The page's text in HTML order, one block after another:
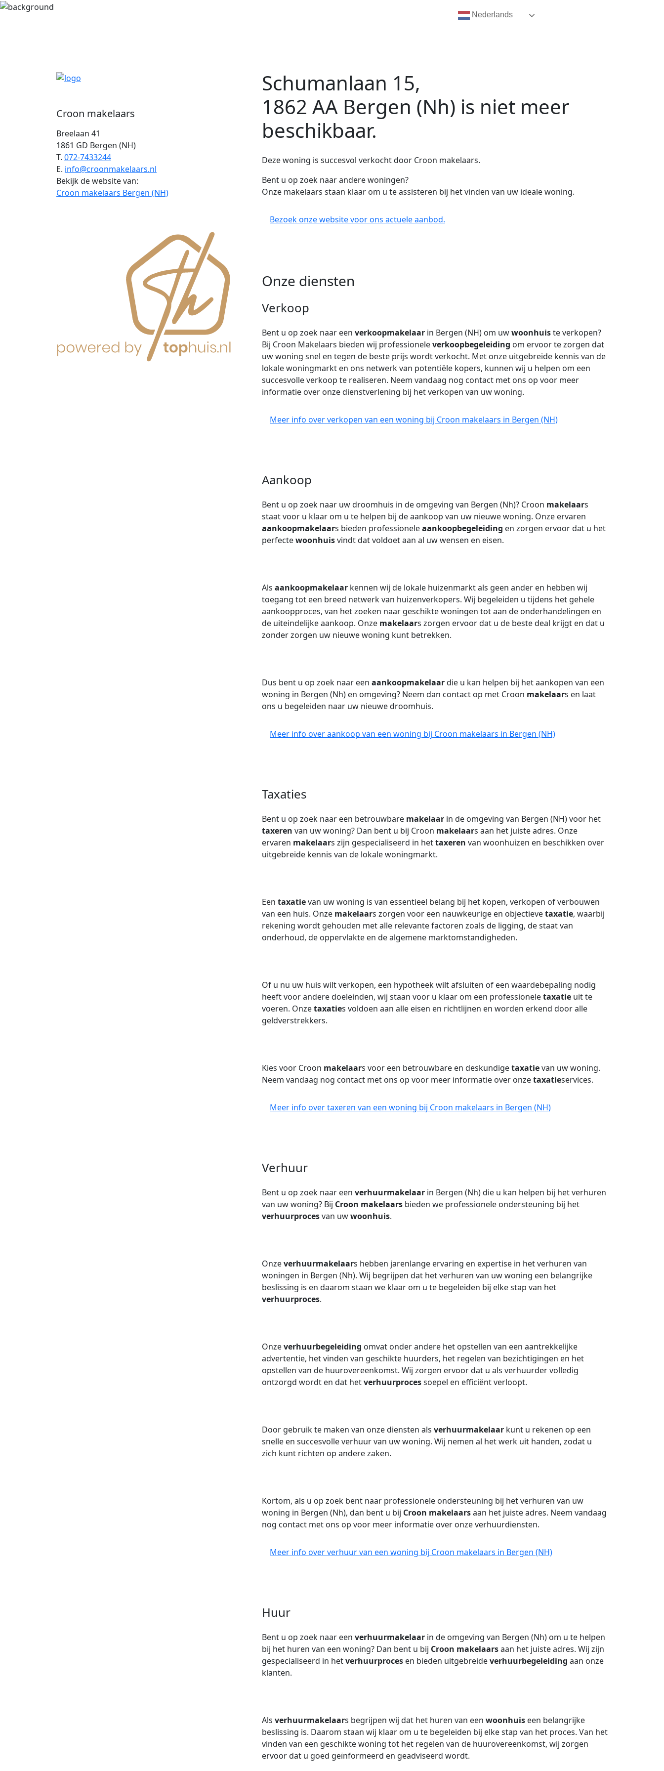
Croon makelaars
Breelaan 41
1861 GD Bergen (NH)
T. 072-7433244
E. info@croonmakelaars.nl
Bekijk de website van:
Croon makelaars Bergen (NH)
Schumanlaan 15,
1862 AA Bergen (Nh) is niet meer
beschikbaar.
Deze woning is succesvol verkocht door Croon makelaars.
Bent u op zoek naar andere woningen?
Onze makelaars staan klaar om u te assisteren bij het vinden van uw ideale woning.
Bezoek onze website voor ons actuele aanbod.
Onze diensten
Verkoop
Bent u op zoek naar een verkoopmakelaar in Bergen (NH) om uwwoonhuiste verkopen?
Bij Croon Makelaars bieden wij professioneleverkoopbegeleiding om ervoor te zorgen dat
uw woning snel en tegen de beste prijs wordt verkocht. Met onze uitgebreide kennis van de
lokale woningmarkt en ons netwerk van potentiële kopers, kunnen wij u helpen om een
succesvolle verkoop te realiseren. Neem vandaag nog contact met ons op voor meer
informatie over onze dienstverlening bij het verkopen van uw woning.
Meer info over verkopen van een woning bij Croon makelaars in Bergen (NH)
Aankoop
Bent u op zoek naar uw droomhuis in de omgeving van Bergen (Nh)? Croon makelaars
staat voor u klaar om u te helpen bij de aankoop van uw nieuwe woning. Onze ervaren
aankoopmakelaars bieden professioneleaankoopbegeleiding en zorgen ervoor dat u het
perfectewoonhuisvindt dat voldoet aan al uw wensen en eisen.
Als aankoopmakelaar kennen wij de lokale huizenmarkt als geen ander en hebben wij
toegang tot een breed netwerk van huizenverkopers. Wij begeleiden u tijdens het gehele
aankoopproces, van het zoeken naar geschikte woningen tot aan de onderhandelingen en
de uiteindelijke aankoop. Onze makelaars zorgen ervoor dat u de beste deal krijgt en dat u
zonder zorgen uw nieuwe woning kunt betrekken.
Dus bent u op zoek naar een aankoopmakelaardie u kan helpen bij het aankopen van een
woning in Bergen (Nh) en omgeving? Neem dan contact op met Croon makelaars en laat
ons u begeleiden naar uw nieuwe droomhuis.
Meer info over aankoop van een woning bij Croon makelaars in Bergen (NH)
Taxaties
Bent u op zoek naar een betrouwbare makelaar in de omgeving van Bergen (NH) voor het
taxeren van uw woning? Dan bent u bij Croon makelaars aan het juiste adres. Onze
ervaren makelaars zijn gespecialiseerd in hettaxeren van woonhuizen en beschikken over
uitgebreide kennis van de lokale woningmarkt.
Een taxatievan uw woning is van essentieel belang bij het kopen, verkopen of verbouwen
van een huis. Onze makelaars zorgen voor een nauwkeurige en objectievetaxatie, waarbij
rekening wordt gehouden met alle relevante factoren zoals de ligging, de staat van
onderhoud, de oppervlakte en de algemene marktomstandigheden.
Of u nu uw huis wilt verkopen, een hypotheek wilt afsluiten of een waardebepaling nodig
heeft voor andere doeleinden, wij staan voor u klaar om een professioneletaxatie uit te
voeren. Onzetaxaties voldoen aan alle eisen en richtlijnen en worden erkend door alle
geldverstrekkers.
Kies voor Croon makelaars voor een betrouwbare en deskundigetaxatievan uw woning.
Neem vandaag nog contact met ons op voor meer informatie over onzetaxatieservices.
Meer info over taxeren van een woning bij Croon makelaars in Bergen (NH)
Verhuur
Bent u op zoek naar een verhuurmakelaar in Bergen (Nh) die u kan helpen bij het verhuren
van uw woning? Bij Croon makelaars bieden we professionele ondersteuning bij het
verhuurprocesvan uwwoonhuis.
Onzeverhuurmakelaars hebben jarenlange ervaring en expertise in het verhuren van
woningen in Bergen (Nh). Wij begrijpen dat het verhuren van uw woning een belangrijke
beslissing is en daarom staan we klaar om u te begeleiden bij elke stap van het
verhuurproces.
Onzeverhuurbegeleiding omvat onder andere het opstellen van een aantrekkelijke
advertentie, het vinden van geschikte huurders, het regelen van bezichtigingen en het
opstellen van de huurovereenkomst. Wij zorgen ervoor dat u als verhuurder volledig
ontzorgd wordt en dat hetverhuurprocessoepel en efficiënt verloopt.
Door gebruik te maken van onze diensten als verhuurmakelaar kunt u rekenen op een
snelle en succesvolle verhuur van uw woning. Wij nemen al het werk uit handen, zodat u
zich kunt richten op andere zaken.
Kortom, als u op zoek bent naar professionele ondersteuning bij het verhuren van uw
woning in Bergen (Nh), dan bent u bij Croon makelaarsaan het juiste adres. Neem vandaag
nog contact met ons op voor meer informatie over onze verhuurdiensten.
Meer info over verhuur van een woning bij Croon makelaars in Bergen (NH)
Huur
Bent u op zoek naar een verhuurmakelaar in de omgeving van Bergen (Nh) om u te helpen
bij het huren van een woning? Dan bent u bij Croon makelaarsaan het juiste adres. Wij zijn
gespecialiseerd in hetverhuurproces en bieden uitgebreideverhuurbegeleiding aan onze
klanten.
Als verhuurmakelaars begrijpen wij dat het huren van een woonhuis een belangrijke
beslissing is. Daarom staan wij klaar om u te begeleiden bij elke stap van het proces. Van het
vinden van een geschikte woning tot het regelen van de huurovereenkomst, wij zorgen
ervoor dat u goed geïnformeerd en geadviseerd wordt.
Nederlands